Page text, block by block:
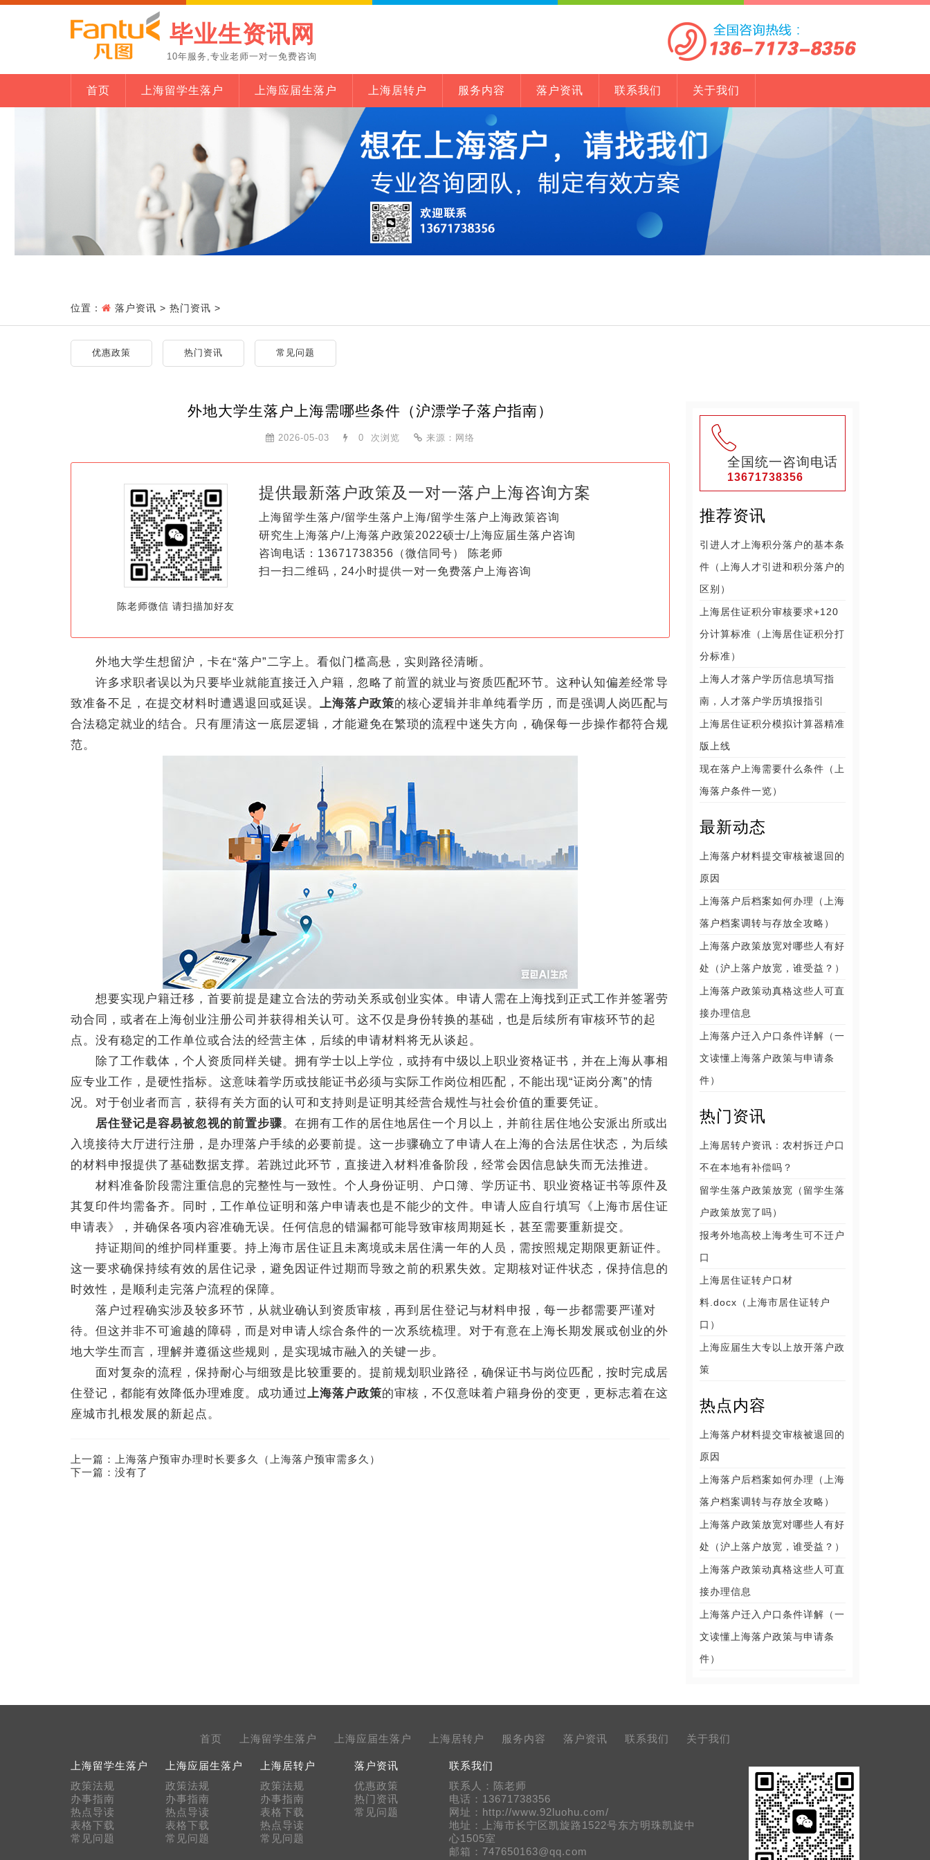
毕业生资讯网
10年服务,专业老师一对一免费咨询
首页 上海留学生落户 上海应届生落户 上海居转户 服务内容 落户资讯 联系我们 关于我们
位置： 落户资讯 > 热门资讯 >
优惠政策 热门资讯 常见问题
外地大学生落户上海需哪些条件（沪漂学子落户指南）
2026-05-03 0 次浏览 来源：网络
陈老师微信 请扫描加好友
提供最新落户政策及一对一落户上海咨询方案
上海留学生落户/留学生落户上海/留学生落户上海政策咨询
研究生上海落户/上海落户政策2022硕士/上海应届生落户咨询
咨询电话：13671738356（微信同号） 陈老师
扫一扫二维码，24小时提供一对一免费落户上海咨询
外地大学生想留沪，卡在“落户”二字上。看似门槛高悬，实则路径清晰。
许多求职者误以为只要毕业就能直接迁入户籍，忽略了前置的就业与资质匹配环节。这种认知偏差经常导
致准备不足，在提交材料时遭遇退回或延误。 上海落户政策的核心逻辑并非单纯看学历，而是强调人岗匹配与
合法稳定就业的结合。只有厘清这一底层逻辑，才能避免在繁琐的流程中迷失方向，确保每一步操作都符合规
范。
想要实现户籍迁移，首要前提是建立合法的劳动关系或创业实体。申请人需在上海找到正式工作并签署劳
动合同，或者在上海创业注册公司并获得相关认可。这不仅是身份转换的基础，也是后续所有审核环节的起
点。没有稳定的工作单位或合法的经营主体，后续的申请材料将无从谈起。
除了工作载体，个人资质同样关键。拥有学士以上学位，或持有中级以上职业资格证书，并在上海从事相
应专业工作，是硬性指标。这意味着学历或技能证书必须与实际工作岗位相匹配，不能出现“证岗分离”的情
况。对于创业者而言，获得有关方面的认可和支持则是证明其经营合规性与社会价值的重要凭证。
居住登记是容易被忽视的前置步骤。在拥有工作的居住地居住一个月以上，并前往居住地公安派出所或出
入境接待大厅进行注册，是办理落户手续的必要前提。这一步骤确立了申请人在上海的合法居住状态，为后续
的材料申报提供了基础数据支撑。若跳过此环节，直接进入材料准备阶段，经常会因信息缺失而无法推进。
材料准备阶段需注重信息的完整性与一致性。个人身份证明、户口簿、学历证书、职业资格证书等原件及
其复印件均需备齐。同时，工作单位证明和落户申请表也是不能少的文件。申请人应自行填写《上海市居住证
申请表》，并确保各项内容准确无误。任何信息的错漏都可能导致审核周期延长，甚至需要重新提交。
持证期间的维护同样重要。持上海市居住证且未离境或未居住满一年的人员，需按照规定期限更新证件。
这一要求确保持续有效的居住记录，避免因证件过期而导致之前的积累失效。定期核对证件状态，保持信息的
时效性，是顺利走完落户流程的保障。
落户过程确实涉及较多环节，从就业确认到资质审核，再到居住登记与材料申报，每一步都需要严谨对
待。但这并非不可逾越的障碍，而是对申请人综合条件的一次系统梳理。对于有意在上海长期发展或创业的外
地大学生而言，理解并遵循这些规则，是实现城市融入的关键一步。
面对复杂的流程，保持耐心与细致是比较重要的。提前规划职业路径，确保证书与岗位匹配，按时完成居
住登记，都能有效降低办理难度。成功通过上海落户政策的审核，不仅意味着户籍身份的变更，更标志着在这
座城市扎根发展的新起点。
上一篇：
上海落户预审办理时长要多久（上海落户预审需多久）
下一篇：没有了
全国统一咨询电话
13671738356
推荐资讯
引进人才上海积分落户的基本条
件（上海人才引进和积分落户的
区别）
上海居住证积分审核要求+120
分计算标准（上海居住证积分打
分标准）
上海人才落户学历信息填写指
南，人才落户学历填报指引
上海居住证积分模拟计算器精准
版上线
现在落户上海需要什么条件（上
海落户条件一览）
最新动态
上海落户材料提交审核被退回的
原因
上海落户后档案如何办理（上海
落户档案调转与存放全攻略）
上海落户政策放宽对哪些人有好
处（沪上落户放宽，谁受益？）
上海落户政策动真格这些人可直
接办理信息
上海落户迁入户口条件详解（一
文读懂上海落户政策与申请条
件）
热门资讯
上海居转户资讯：农村拆迁户口
不在本地有补偿吗？
留学生落户政策放宽（留学生落
户政策放宽了吗）
报考外地高校上海考生可不迁户
口
上海居住证转户口材
料.docx（上海市居住证转户
口）
上海应届生大专以上放开落户政
策
热点内容
上海落户材料提交审核被退回的
原因
上海落户后档案如何办理（上海
落户档案调转与存放全攻略）
上海落户政策放宽对哪些人有好
处（沪上落户放宽，谁受益？）
上海落户政策动真格这些人可直
接办理信息
上海落户迁入户口条件详解（一
文读懂上海落户政策与申请条
件）
首页 上海留学生落户 上海应届生落户 上海居转户 服务内容 落户资讯 联系我们 关于我们
上海留学生落户
政策法规
办事指南
热点导读
表格下载
常见问题
上海应届生落户
政策法规
办事指南
热点导读
表格下载
常见问题
上海居转户
政策法规
办事指南
表格下载
热点导读
常见问题
落户资讯
优惠政策
热门资讯
常见问题
联系我们
联系人：陈老师
电话：13671738356
网址：http://www.92luohu.com/
地址：上海市长宁区凯旋路1522号东方明珠凯旋中
心1505室
邮箱：747650163@qq.com